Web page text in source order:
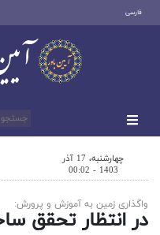
فارسی
چهارشنبه، 17 آذر
1403 - 00:02
واگذاری زمین به آموزش و پرورش:
در انتظار تحقق